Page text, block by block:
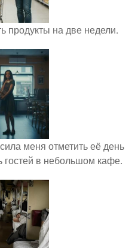
продукты на две недели.
меня отметить её день
в небольшом кафе.